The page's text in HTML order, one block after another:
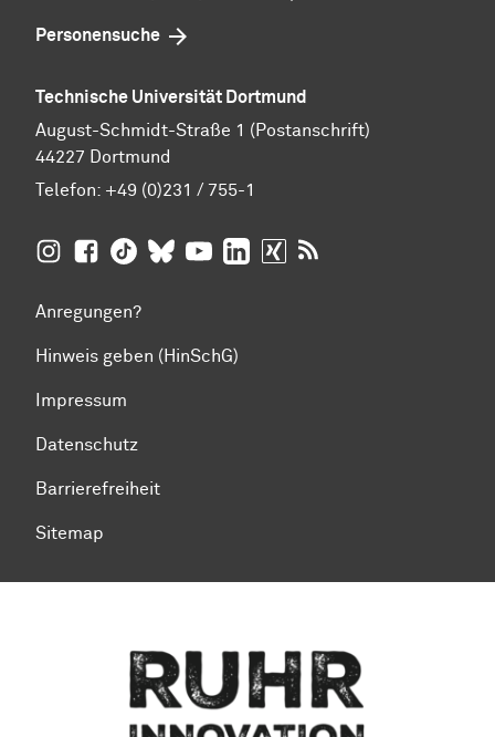
Personensuche
Technische Universität Dortmund
August-Schmidt-Straße 1 (Postanschrift)
44227 Dortmund
Telefon: +49 (0)231 / 755-1
TU Dortmund auf Insta­gram
TU Dortmund auf Facebook
TU Dortmund auf TikTok
TU Dortmund auf BlueSky
TU Dortmund auf YouTube
TU Dortmund auf LinkedIn
TU Dortmund auf XING
Anregungen?
Hinweis geben (HinSchG)
Impressum
Datenschutz
Barrierefreiheit
Sitemap